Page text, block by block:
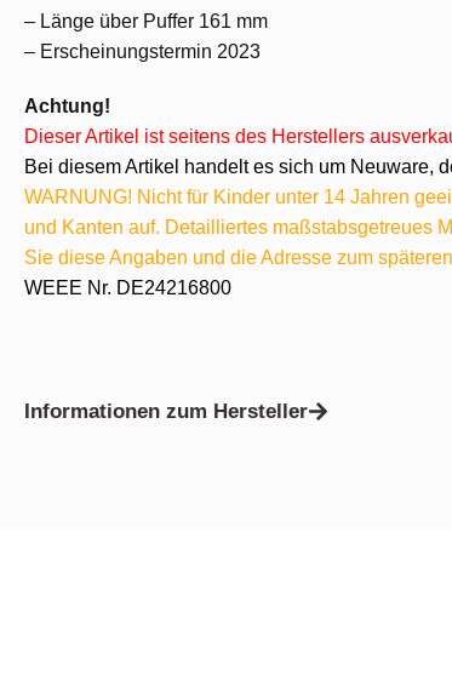
– Länge über Puffer 161 mm
– Erscheinungstermin 2023
Achtung!
Dieser Artikel ist seitens des Herstellers
Bei diesem Artikel handelt es sich um Neuware,
WARNUNG! Nicht für Kinder unter 14 Jahren
und Kanten auf. Detailliertes maßstabsgetreues
Sie diese Angaben und die Adresse zum
WEEE Nr. DE24216800
Informationen zum Hersteller